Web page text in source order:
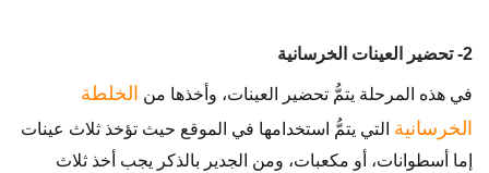
2- تحضير العينات الخرسانية
في هذه المرحلة يتمُّ تحضير العينات، وأخذها من الخلطة
الخرسانية التي يتمُّ استخدامها في الموقع حيث تؤخذ ثلاث عينات
إما أسطوانات، أو مكعبات، ومن الجدير بالذكر يجب أخذ ثلاث